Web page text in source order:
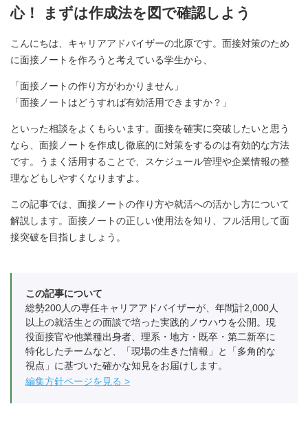
心！ まずは作成法を図で確認しよう
こんにちは、キャリアアドバイザーの北原です。面接対策のため
に面接ノートを作ろうと考えている学生から、
「面接ノートの作り方がわかりません」
「面接ノートはどうすれば有効活用できますか？」
といった相談をよくもらいます。面接を確実に突破したいと思う
なら、面接ノートを作成し徹底的に対策をするのは有効的な方法
です。うまく活用することで、スケジュール管理や企業情報の整
理などもしやすくなりますよ。
この記事では、面接ノートの作り方や就活への活かし方について
解説します。面接ノートの正しい使用法を知り、フル活用して面
接突破を目指しましょう。
この記事について
総勢200人の専任キャリアアドバイザーが、年間計2,000人
以上の就活生との面談で培った実践的ノウハウを公開。現
役面接官や他業種出身者、理系・地方・既卒・第二新卒に
特化したチームなど、「現場の生きた情報」と「多角的な
視点」に基づいた確かな知見をお届けします。
編集方針ページを見る